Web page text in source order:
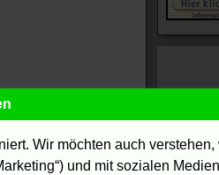
Postkarte)
Wir möchten auch verstehen,
und mit sozialen Medien